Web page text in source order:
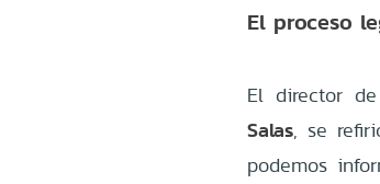
El proceso
El director
Salas, se
podemos